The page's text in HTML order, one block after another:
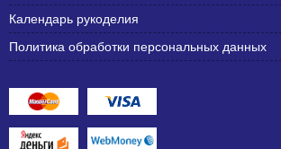
Календарь рукоделия
Политика обработки персональных данных